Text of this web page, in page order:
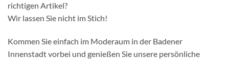
richtigen Artikel?
Wir lassen Sie nicht im Stich!
Kommen Sie einfach im Moderaum in der Badener
Innenstadt vorbei und genießen Sie unsere persönliche